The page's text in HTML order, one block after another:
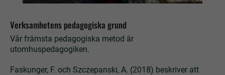
Verksamhetens pedagogiska grund
Vår främsta pedagogiska metod är
utomhuspedagogiken.
Faskunger, F. och Szczepanski, A. (2018) beskriver att